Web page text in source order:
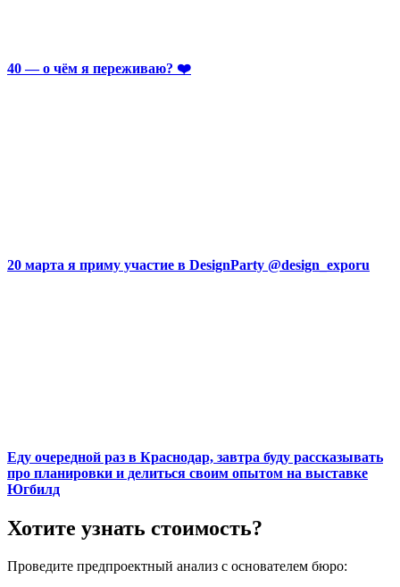
40 — о чём я переживаю? ❤️
20 марта я приму участие в DesignParty @design_exporu
Еду очередной раз в Краснодар, завтра буду рассказывать
про планировки и делиться своим опытом на выставке
Югбилд
Хотите узнать стоимость?
Проведите предпроектный анализ с основателем бюро: